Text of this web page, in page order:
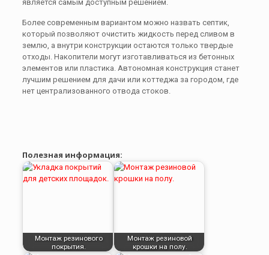
является самым доступным решением.
Более современным вариантом можно назвать септик,
который позволяют очистить жидкость перед сливом в
землю, а внутри конструкции остаются только твердые
отходы. Накопители могут изготавливаться из бетонных
элементов или пластика. Автономная конструкция станет
лучшим решением для дачи или коттеджа за городом, где
нет централизованного отвода стоков.
Полезная информация:
Монтаж резинового
покрытия.
Монтаж резиновой
крошки на полу.